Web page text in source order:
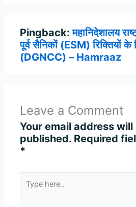
Pingback:महानिदेशालय
पूर्व सैनिकों (ESM) रिक्तियों के
(DGNCC) – Hamraaz
Leave a Comment
Your email address
published. Required
*
here..